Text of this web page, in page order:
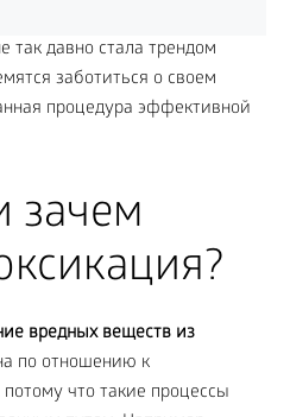
так давно стала трендом
заботиться о своем
процедура эффективной
зачем
вредных веществ из
по отношению к
что такие процессы